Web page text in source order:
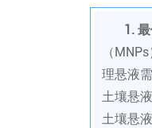
1.
（
理悬液
土壤悬
土壤悬